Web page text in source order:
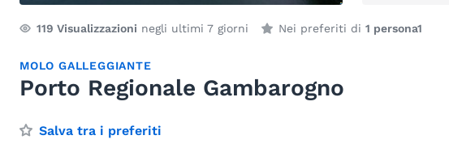
119 Visualizzazioni negli ultimi 7 giorni Nei preferiti di 1 persona1
MOLO GALLEGGIANTE
Porto Regionale Gambarogno
Salva tra i preferiti